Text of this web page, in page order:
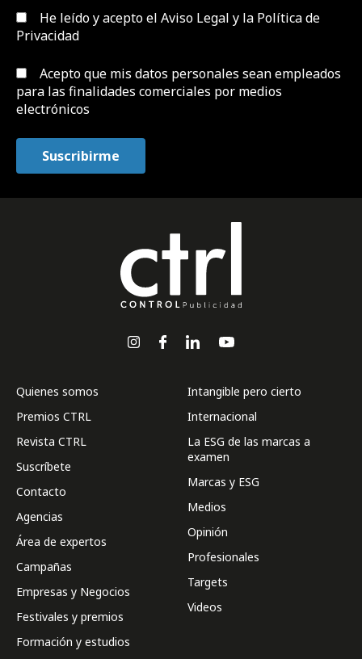
He leído y acepto el Aviso Legal y la Política de
Privacidad
Acepto que mis datos personales sean empleados
para las finalidades comerciales por medios
electrónicos
Quienes somos
Premios CTRL
Revista CTRL
Suscríbete
Contacto
Agencias
Área de expertos
Campañas
Empresas y Negocios
Festivales y premios
Formación y estudios
Intangible pero cierto
Internacional
La ESG de las marcas a
examen
Marcas y ESG
Medios
Opinión
Profesionales
Targets
Videos